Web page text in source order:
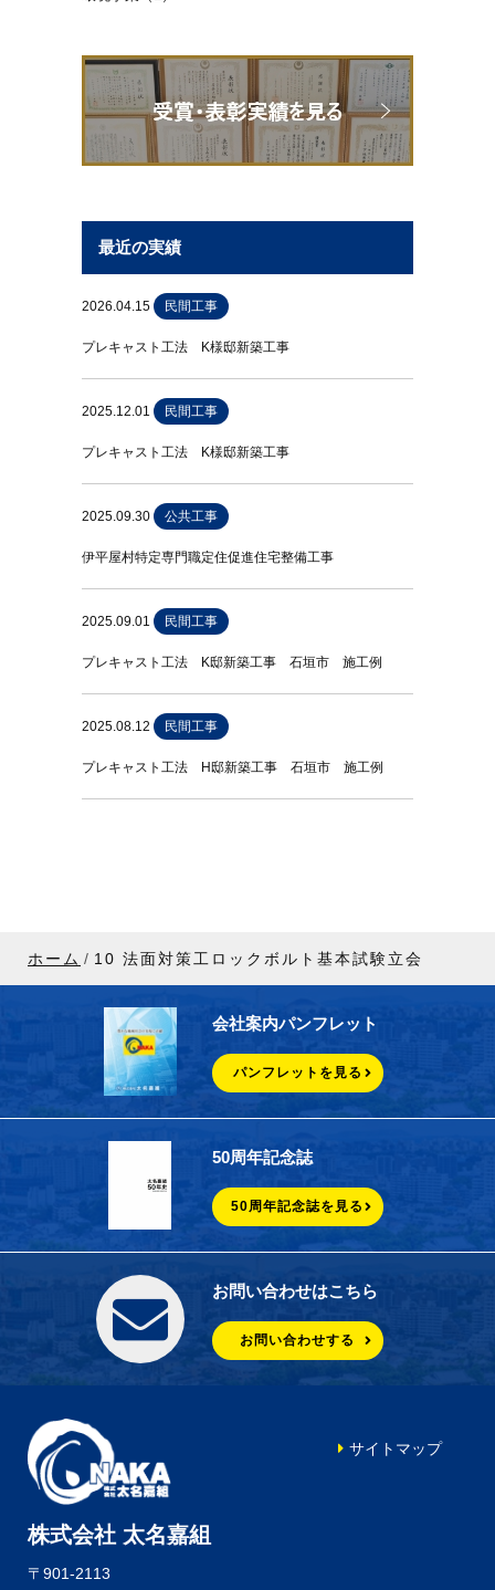
最近の実績
2026.04.15 民間工事
プレキャスト工法 K様邸新築工事
2025.12.01 民間工事
プレキャスト工法 K様邸新築工事
2025.09.30 公共工事
伊平屋村特定専門職定住促進住宅整備工事
2025.09.01 民間工事
プレキャスト工法 K邸新築工事 石垣市 施工例
2025.08.12 民間工事
プレキャスト工法 H邸新築工事 石垣市 施工例
ホーム 10 法面対策工ロックボルト基本試験立会
会社案内パンフレット
パンフレットを見る
50周年記念誌
50周年記念誌を見る
お問い合わせはこちら
お問い合わせする
株式会社 太名嘉組
〒901-2113
サイトマップ